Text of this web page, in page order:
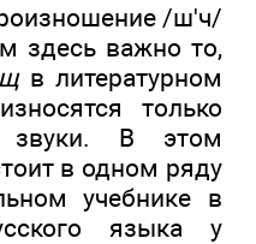
/ш'ч/
здесь важно то,
щв литературном
только
звуки. В этом
в одном ряду
учебнике в
языка у